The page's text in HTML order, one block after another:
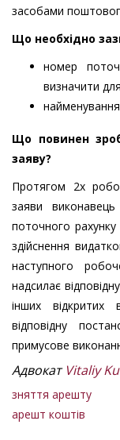
засобами
Що необхідно
номер
визначити
Що повинен
заяву?
Протягом 2х
заяви
поточного
здійснення
наступного
надсилає
інших відкритих
відповідну
примусове
Адвокат Vitaliy
зняття арешту
арешт коштів